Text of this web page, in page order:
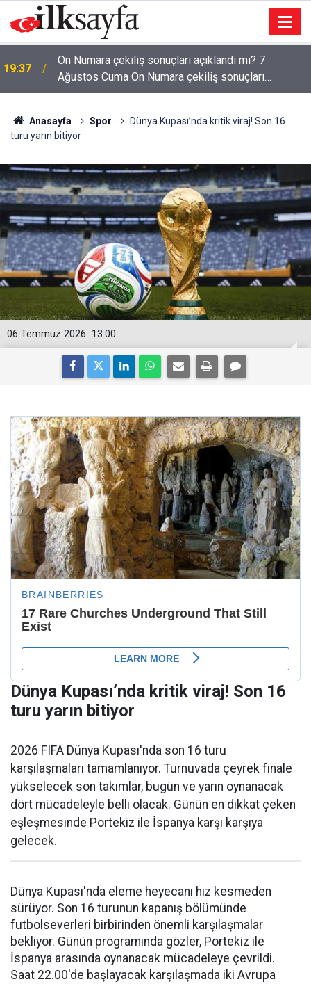
19:36
Bakan Kurum: Bu işler ahbap çavuş ilişkisiyle
yürümez
Anasayfa Spor
Dünya Kupası’nda kritik viraj! Son 16
turu yarın bitiyor
13:00
06 Temmuz 2026
Dünya Kupası’nda kritik viraj! Son 16
turu yarın bitiyor
2026 FIFA Dünya Kupası'nda son 16 turu
karşılaşmaları tamamlanıyor. Turnuvada çeyrek finale
yükselecek son takımlar, bugün ve yarın oynanacak
dört mücadeleyle belli olacak. Günün en dikkat çeken
eşleşmesinde Portekiz ile İspanya karşı karşıya
gelecek.
Dünya Kupası'nda eleme heyecanı hız kesmeden
sürüyor. Son 16 turunun kapanış bölümünde
futbolseverleri birbirinden önemli karşılaşmalar
bekliyor. Günün programında gözler, Portekiz ile
İspanya arasında oynanacak mücadeleye çevrildi.
Saat 22.00'de başlayacak karşılaşmada iki Avrupa